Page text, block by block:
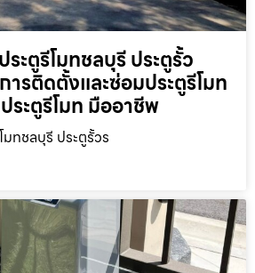
ระตูรีโมทชลบุรี ประตูรั้ว
รติดตั้งและซ่อมประตูรีโมท
ระตูรีโมท มืออาชีพ
มทชลบุรี ประตูรั้วร